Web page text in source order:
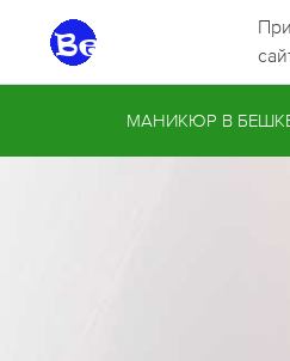
МАНИКЮР В